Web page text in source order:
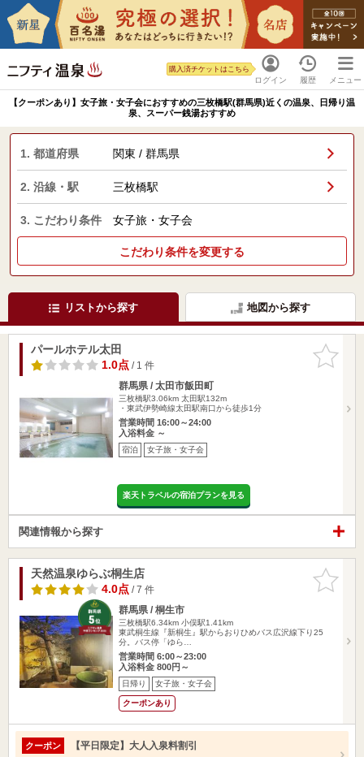
ログイン
購入済チケットはこちら
履歴 メニュー
【クーポンあり】女子旅・女子会におすすめの三枚橋駅(群馬県)近くの温泉、日帰り温
泉、スーパー銭湯おすすめ
1. 都道府県 関東 / 群馬県
2. 沿線・駅 三枚橋駅
3. こだわり条件 女子旅・女子会
こだわり条件を変更する
リストから探す 地図から探す
お気に入
りに追加
パールホテル太田
1.0点/ 1 件
群馬県 / 太田市飯田町
三枚橋駅3.06km 太田駅132m
・東武伊勢崎線太田駅南口から徒歩1分
営業時間 16:00～24:00
入浴料金 ～
宿泊 女子旅・女子会
楽天トラベルの宿泊プランを見る
関連情報から探す
お気に入
りに追加
天然温泉ゆらぶ桐生店
4.0点/ 7 件
群馬県 / 桐生市
三枚橋駅6.34km 小俣駅1.41km
東武桐生線『新桐生』駅からおりひめバス広沢線下り25
分。バス停「ゆら…
営業時間 6:00～23:00
入浴料金 800円～
日帰り 女子旅・女子会
クーポンあり
クーポン 【平日限定】大人入泉料割引